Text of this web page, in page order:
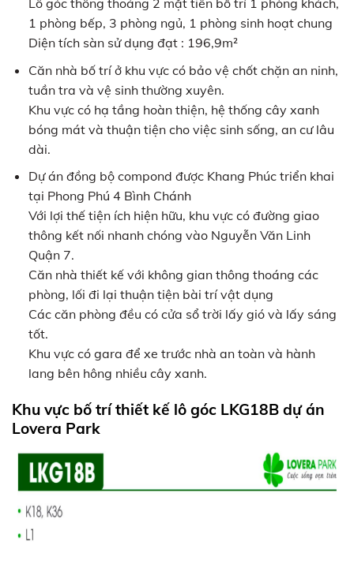
Lô góc thông thoáng 2 mặt tiền bố trí 1 phòng khách,
1 phòng bếp, 3 phòng ngủ, 1 phòng sinh hoạt chung
Diện tích sàn sử dụng đạt : 196,9m²
Căn nhà bố trí ở khu vực có bảo vệ chốt chặn an ninh,
tuần tra và vệ sinh thường xuyên.
Khu vực có hạ tầng hoàn thiện, hệ thống cây xanh
bóng mát và thuận tiện cho việc sinh sống, an cư lâu
dài.
Dự án đồng bộ compond được Khang Phúc triển khai
tại Phong Phú 4 Bình Chánh
Với lợi thế tiện ích hiện hữu, khu vực có đường giao
thông kết nối nhanh chóng vào Nguyễn Văn Linh
Quận 7.
Căn nhà thiết kế với không gian thông thoáng các
phòng, lối đi lại thuận tiện bài trí vật dụng
Các căn phòng đều có cửa sổ trời lấy gió và lấy sáng
tốt.
Khu vực có gara để xe trước nhà an toàn và hành
lang bên hông nhiều cây xanh.
Khu vực bố trí thiết kế lô góc LKG18B dự án
Lovera Park